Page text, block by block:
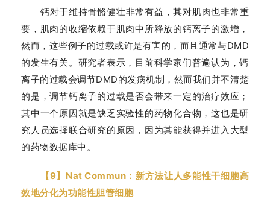
钙对于维持骨骼健壮非常有益，其对肌肉也非常重
要，肌肉的收缩依赖于肌肉中所释放的钙离子的激增，
然而，这些例子的过载或许是有害的，而且通常与DMD
的发生有关。研究者表示，目前科学家们普遍认为，钙
离子的过载会调节DMD的发病机制，然而我们并不清楚
的是，调节钙离子的过载是否会带来一定的治疗效应；
其中一个原因就是缺乏实验性的药物化合物，这也是研
究人员选择联合研究的原因，因为其能获得并进入大型
的药物数据库中。
【9】Nat Commun：新方法让人多能性干细胞高
效地分化为功能性胆管细胞